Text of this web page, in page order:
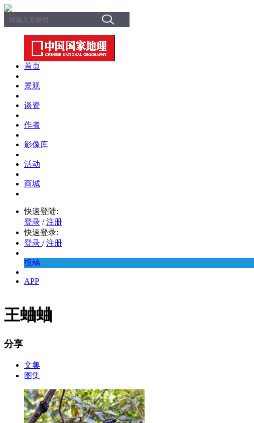
首页
景观
谈资
作者
影像库
活动
商城
快速登陆:
登录 / 注册
快速登录:
登录 / 注册
投稿
APP
王蛐蛐
分享
文集
图集